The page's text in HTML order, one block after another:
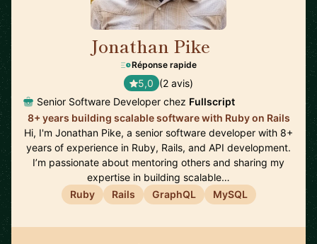
Jonathan Pike
Réponse rapide
5,0 (2 avis)
Senior Software Developer chez Fullscript
8+ years building scalable software with Ruby on Rails
Hi, I'm Jonathan Pike, a senior software developer with 8+
years of experience in Ruby, Rails, and API development.
I’m passionate about mentoring others and sharing my
expertise in building scalable…
Ruby
Rails GraphQL MySQL